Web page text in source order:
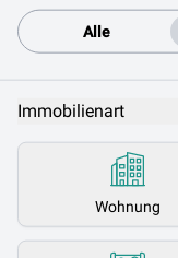
Alle
Immobilienart
Wohnung